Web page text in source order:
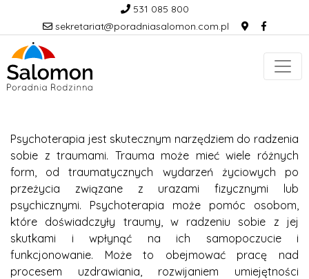
531 085 800
sekretariat@poradniasalomon.com.pl
Psychoterapia jest skutecznym narzędziem do radzenia
sobie z traumami. Trauma może mieć wiele różnych
form, od traumatycznych wydarzeń życiowych po
przeżycia związane z urazami fizycznymi lub
psychicznymi. Psychoterapia może pomóc osobom,
które doświadczyły traumy, w radzeniu sobie z jej
skutkami i wpłynąć na ich samopoczucie i
funkcjonowanie. Może to obejmować pracę nad
procesem uzdrawiania, rozwijaniem umiejętności